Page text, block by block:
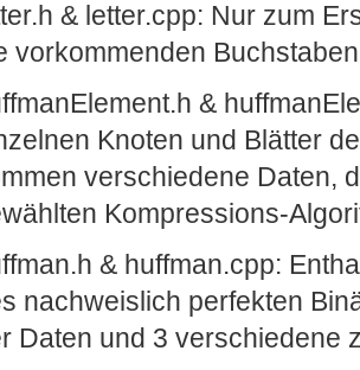
& letter.cpp: Nur zum
vorkommenden
&
Knoten und Blätter
verschiedene Daten,
Kompressions-
& huffman.cpp:
nachweislich perfekten
Daten und 3 verschiedene